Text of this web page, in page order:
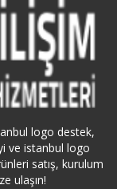
logo destek,
ve istanbul logo
satış, kurulum
ulaşın!